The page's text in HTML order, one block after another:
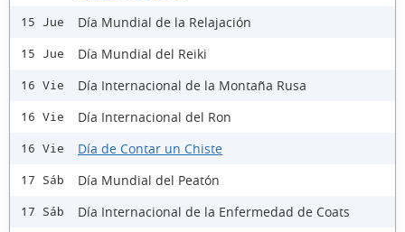
15 Jue Día Mundial de la Relajación
15 Jue Día Mundial del Reiki
16 Vie Día Internacional de la Montaña Rusa
16 Vie Día Internacional del Ron
16 Vie Día de Contar un Chiste
17 Sáb Día Mundial del Peatón
17 Sáb Día Internacional de la Enfermedad de Coats